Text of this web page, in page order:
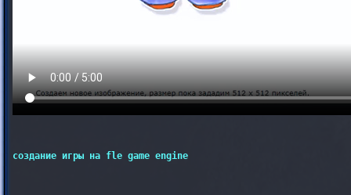
cоздание игры на fle game engine